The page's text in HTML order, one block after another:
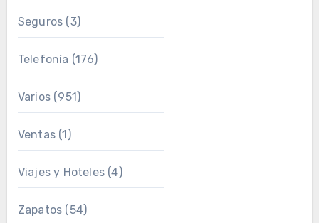
Seguros (3)
Telefonía (176)
Varios(951)
Ventas(1)
Viajes y Hoteles(4)
Zapatos (54)